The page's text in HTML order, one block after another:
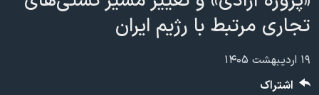
به
صفحه
جهش
به
جهان
صفحه‌های ویژه
فرکانس‌های صدای آمریکا
پخش رادیویی
تجاری مرتبط با رژیم ایران
۱۹ اردیبهشت ۱۴۰۵
اشتراک